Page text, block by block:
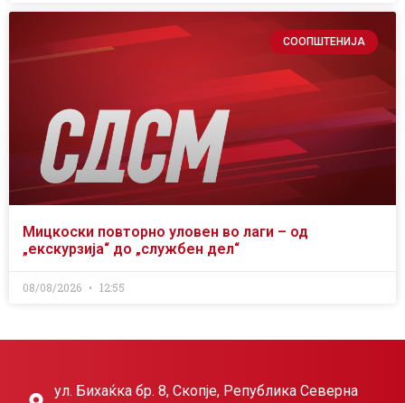
СООПШТЕНИЈА
Мицкоски повторно уловен во лаги – од
„екскурзија“ до „службен дел“
08/08/2026 12:55
ул. Бихаќка бр. 8, Скопје, Република Северна